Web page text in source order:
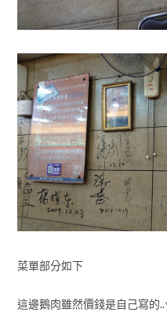
菜單部分如下
這邊鵝肉雖然價錢是自己寫的